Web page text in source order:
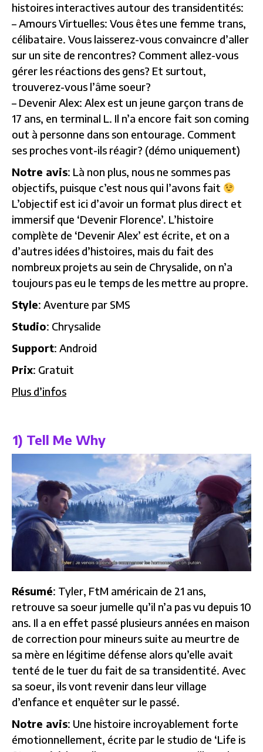
histoires interactives autour des transidentités:
– Amours Virtuelles: Vous êtes une femme trans,
célibataire. Vous laisserez-vous convaincre d’aller
sur un site de rencontres? Comment allez-vous
gérer les réactions des gens? Et surtout,
trouverez-vous l’âme soeur?
– Devenir Alex: Alex est un jeune garçon trans de
17 ans, en terminal L. Il n’a encore fait son coming
out à personne dans son entourage. Comment
ses proches vont-ils réagir? (démo uniquement)
Notre avis: Là non plus, nous ne sommes pas
objectifs, puisque c’est nous qui l’avons fait
L’objectif est ici d’avoir un format plus direct et
immersif que ‘Devenir Florence’. L’histoire
complète de ‘Devenir Alex’ est écrite, et on a
d’autres idées d’histoires, mais du fait des
nombreux projets au sein de Chrysalide, on n’a
toujours pas eu le temps de les mettre au propre.
Style: Aventure par SMS
Studio: Chrysalide
Support: Android
Prix: Gratuit
Plus d’infos
1) Tell Me Why
Résumé: Tyler, FtM américain de 21 ans,
retrouve sa soeur jumelle qu’il n’a pas vu depuis 10
ans. Il a en effet passé plusieurs années en maison
de correction pour mineurs suite au meurtre de
sa mère en légitime défense alors qu’elle avait
tenté de le tuer du fait de sa transidentité. Avec
sa soeur, ils vont revenir dans leur village
d’enfance et enquêter sur le passé.
Notre avis: Une histoire incroyablement forte
émotionnellement, écrite par le studio de ‘Life is